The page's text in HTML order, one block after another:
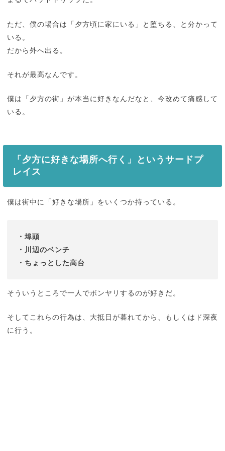
ただ、僕の場合は「夕方頃に家にいる」と堕ちる、と分かって
いる。
だから外へ出る。
それが最高なんです。
僕は「夕方の街」が本当に好きなんだなと、今改めて痛感して
いる。
「夕方に好きな場所へ行く」というサードプ
レイス
僕は街中に「好きな場所」をいくつか持っている。
・埠頭
・川辺のベンチ
・ちょっとした高台
そういうところで一人でボンヤリするのが好きだ。
そしてこれらの行為は、大抵日が暮れてから、もしくはド深夜
に行う。